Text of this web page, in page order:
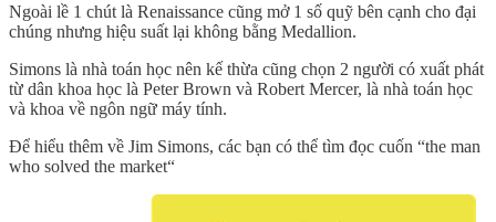
Ngoài lề 1 chút là Renaissance cũng mở 1 số quỹ bên cạnh cho đại
chúng nhưng hiệu suất lại không bằng Medallion.
Simons là nhà toán học nên kế thừa cũng chọn 2 người có xuất phát
từ dân khoa học là Peter Brown và Robert Mercer, là nhà toán học
và khoa về ngôn ngữ máy tính.
Để hiểu thêm về Jim Simons, các bạn có thể tìm đọc cuốn “the man
who solved the market“